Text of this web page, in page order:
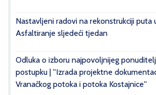
Nastavljeni radovi na rekonstrukciji puta
Asfaltiranje sljedeći tjedan
Odluka o izboru najpovoljnijeg
postupku | ''Izrada projektne
Vranačkog potoka i potoka Kostajnice''